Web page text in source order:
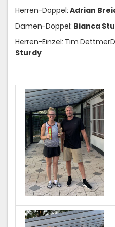
Herren-Doppel: Adrian
Damen-Doppel: Bianca
Herren-Einzel: Tim
Sturdy